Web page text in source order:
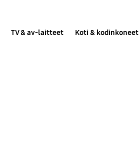
TV & av-laitteet Koti & kodinkoneet